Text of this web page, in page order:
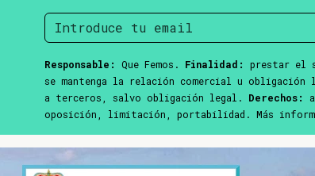
Responsable: Que Femos. Finalidad: prestar el
se mantenga la relación comercial u obligación
a terceros, salvo obligación legal. Derechos:
oposición, limitación, portabilidad. Más